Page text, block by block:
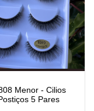
Menor - Cilios
5 Pares